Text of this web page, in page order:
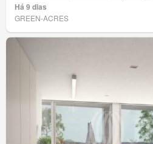
Há 9 dias
GREEN-ACRES